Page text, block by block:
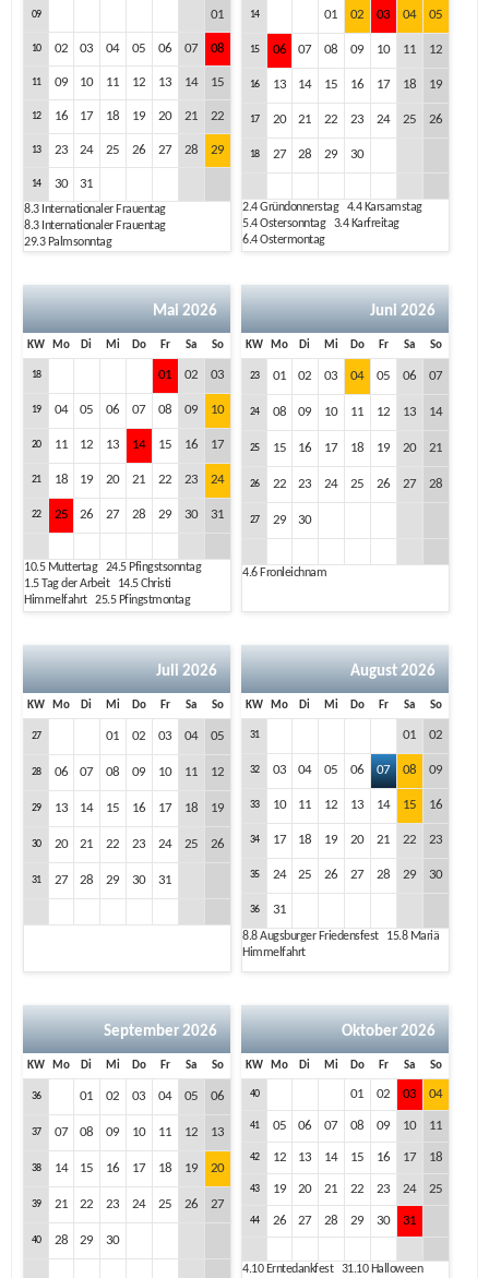
09 01
10 02 03 04 05 06 07 08
11 09 10 11 12 13 14 15
12 16 17 18 19 20 21 22
13 23 24 25 26 27 28 29
14 30 31
8.3Internationaler Frauentag
8.3Internationaler Frauentag
29.3Palmsonntag
14 01 02 03 04 05
15 06 07 08 09 10 11 12
16 13 14 15 16 17 18 19
17 20 21 22 23 24 25 26
18 27 28 29 30
2.4Gründonnerstag 4.4Karsamstag
5.4Ostersonntag 3.4Karfreitag
6.4Ostermontag
Mai 2026
KW Mo Di Mi Do Fr Sa So
18 01 02 03
19 04 05 06 07 08 09 10
20 11 12 13 14 15 16 17
21 18 19 20 21 22 23 24
22 25 26 27 28 29 30 31
10.5Muttertag 24.5Pfingstsonntag
1.5Tag der Arbeit 14.5Christi
Himmelfahrt 25.5Pfingstmontag
Juni 2026
KW Mo Di Mi Do Fr Sa So
23 01 02 03 04 05 06 07
24 08 09 10 11 12 13 14
25 15 16 17 18 19 20 21
26 22 23 24 25 26 27 28
27 29 30
4.6Fronleichnam
Juli 2026
KW Mo Di Mi Do Fr Sa So
27 01 02 03 04 05
28 06 07 08 09 10 11 12
29 13 14 15 16 17 18 19
30 20 21 22 23 24 25 26
31 27 28 29 30 31
August 2026
KW Mo Di Mi Do Fr Sa So
31 01 02
32 03 04 05 06 07 08 09
33 10 11 12 13 14 15 16
34 17 18 19 20 21 22 23
35 24 25 26 27 28 29 30
36 31
8.8Augsburger Friedensfest 15.8Mariä
Himmelfahrt
September 2026
KW Mo Di Mi Do Fr Sa So
36 01 02 03 04 05 06
37 07 08 09 10 11 12 13
38 14 15 16 17 18 19 20
39 21 22 23 24 25 26 27
40 28 29 30
Oktober 2026
KW Mo Di Mi Do Fr Sa So
40 01 02 03 04
41 05 06 07 08 09 10 11
42 12 13 14 15 16 17 18
43 19 20 21 22 23 24 25
44 26 27 28 29 30 31
4.10Erntedankfest 31.10Halloween